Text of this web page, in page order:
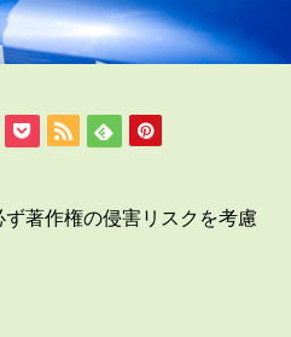
著作権の侵害リスクを考慮